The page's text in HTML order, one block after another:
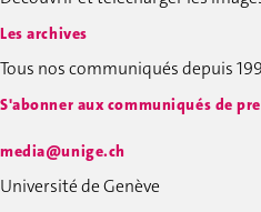
Les archives
Tous nos communiqués depuis
S'abonner aux communiqués de
media@unige.ch
Université de Genève